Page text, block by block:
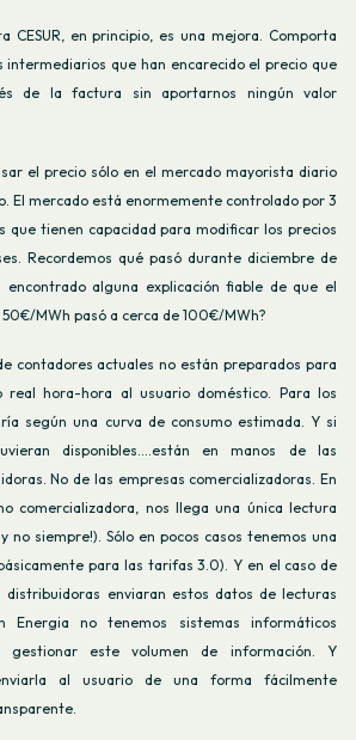
CESUR, en principio, es una mejora. Comporta
intermediarios que han encarecido el precio que
de la factura sin aportarnos ningún valor
el precio sólo en el mercado mayorista diario
El mercado está enormemente controlado por 3
que tienen capacidad para modificar los precios
Recordemos qué pasó durante diciembre de
encontrado alguna explicación fiable de que el
MWh pasó a cerca de 100€/MWh?
contadores actuales no están preparados para
real hora-hora al usuario doméstico. Para los
según una curva de consumo estimada. Y si
disponibles....están en manos de las
No de las empresas comercializadoras. En
comercializadora, nos llega una única lectura
no siempre!). Sólo en pocos casos tenemos una
para las tarifas 3.0). Y en el caso de
distribuidoras enviaran estos datos de lecturas
Energia no tenemos sistemas informáticos
gestionar este volumen de información. Y
al usuario de una forma fácilmente